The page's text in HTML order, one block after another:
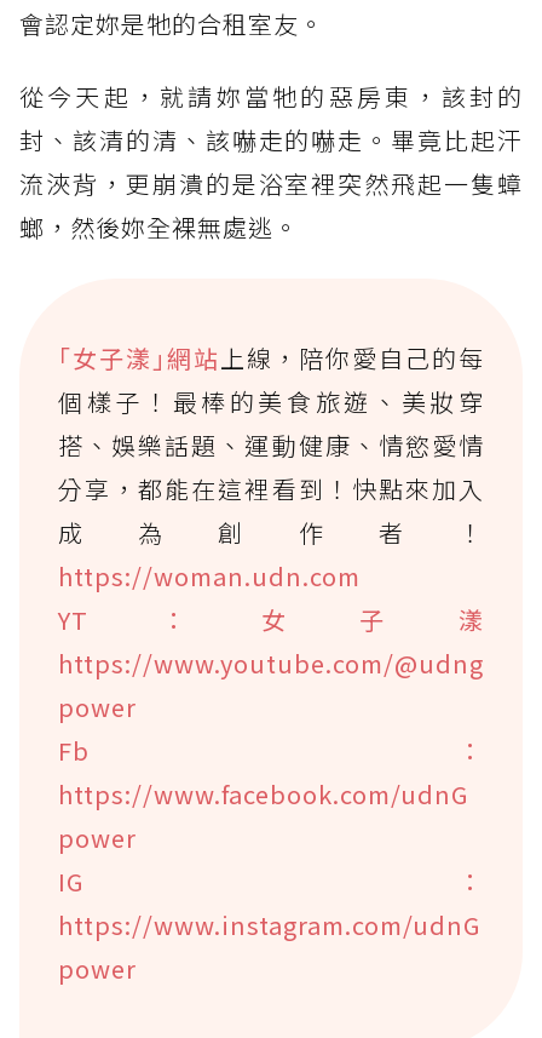
會認定妳是牠的合租室友。
從今天起，就請妳當牠的惡房東，該封的
封、該清的清、該嚇走的嚇走。畢竟比起汗
流浹背，更崩潰的是浴室裡突然飛起一隻蟑
螂，然後妳全裸無處逃。
｢女子漾｣網站上線，陪你愛自己的每
個樣子！最棒的美食旅遊、美妝穿
搭、娛樂話題、運動健康、情慾愛情
分享，都能在這裡看到！快點來加入
成為創作者！
https://woman.udn.com
YT：女子漾
https://www.youtube.com/@udng
power
Fb：
https://www.facebook.com/udnG
power
IG：
https://www.instagram.com/udnG
power